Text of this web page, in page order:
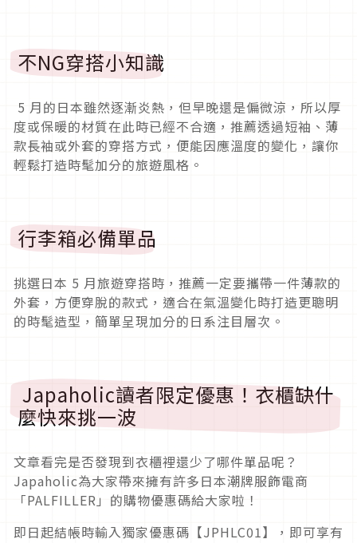
不NG穿搭小知識
5 月的日本雖然逐漸炎熱，但早晚還是偏微涼，所以厚
度或保暖的材質在此時已經不合適，推薦透過短袖、薄
款長袖或外套的穿搭方式，便能因應溫度的變化，讓你
輕鬆打造時髦加分的旅遊風格。
行李箱必備單品
挑選日本 5 月旅遊穿搭時，推薦一定要攜帶一件薄款的
外套，方便穿脫的款式，適合在氣溫變化時打造更聰明
的時髦造型，簡單呈現加分的日系注目層次。
Japaholic讀者限定優惠！衣櫃缺什
麼快來挑一波
文章看完是否發現到衣櫃裡還少了哪件單品呢？
Japaholic為大家帶來擁有許多日本潮牌服飾電商
「PALFILLER」的購物優惠碼給大家啦！
即日起結帳時輸入獨家優惠碼【JPHLC01】，即可享有